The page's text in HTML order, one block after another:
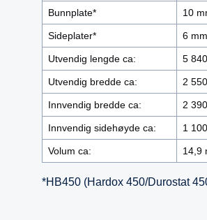
Bunnplate* 10
Sideplater* 6 mm
Utvendig lengde ca: 5
Utvendig bredde ca: 2
Innvendig bredde ca: 2
Innvendig sidehøyde ca: 1
Volum ca: 14,9
*HB450 (Hardox 450/Durostat